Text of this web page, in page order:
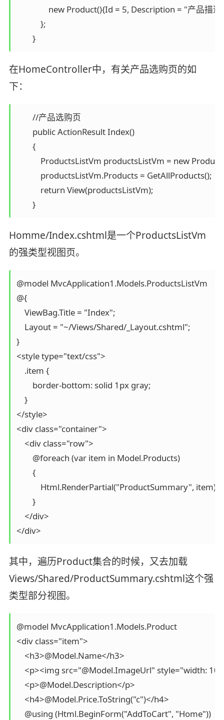
new Product(){Id = 5, Description =
            };
        }
在HomeController中，有关产品选购页的如
下：
        //产品选购页
        public ActionResult Index()
        {
ProductsListVm productsListVm = new
            productsListVm.Products = GetAllProducts();
            return View(productsListVm);
        }
Homme/Index.cshtml是一个ProductsListVm
的强类型视图页。
@model MvcApplication1.Models.ProductsListVm
@{
    ViewBag.Title = "Index";
    Layout = "~/Views/Shared/_Layout.cshtml";
}
<style type="text/css">
    .item {
        border-bottom: solid 1px gray;
    }
</style>
<div class="container">
    <div class="row">
        @foreach (var item in Model.Products)
        {
            Html.RenderPartial("ProductSummary", item);
        }
    </div>
</div>
其中，遍历Product集合的时候，又去加载
Views/Shared/ProductSummary.cshtml这个强
类型部分视图。
@model MvcApplication1.Models.Product
<div class="item">
    <h3>@Model.Name</h3>
<p><img src="@Model.ImageUrl" style="width:
    <p>@Model.Description</p>
    <h4>@Model.Price.ToString("c")</h4>
    @using (Html.BeginForm("AddToCart", "Home"))